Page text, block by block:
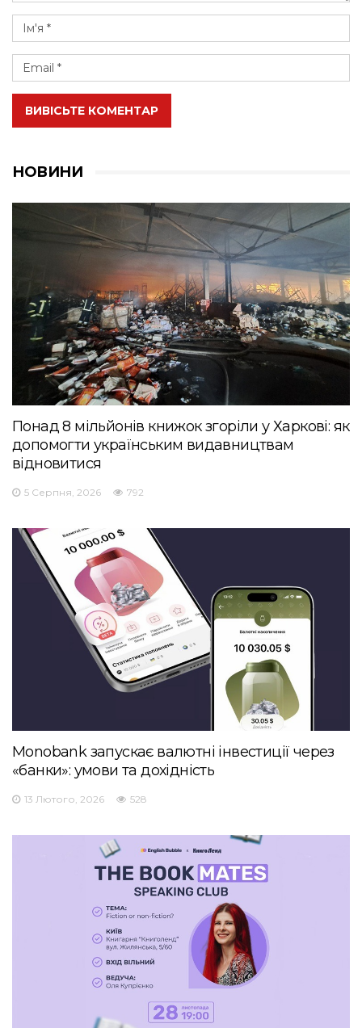
ВИВІСЬТЕ КОМЕНТАР
НОВИНИ
Понад 8 мільйонів книжок згоріли у Харкові: як
допомогти українським видавництвам
відновитися
5 Серпня, 2026 792
Monobank запускає валютні інвестиції через
«банки»: умови та дохідність
13 Лютого, 2026 528